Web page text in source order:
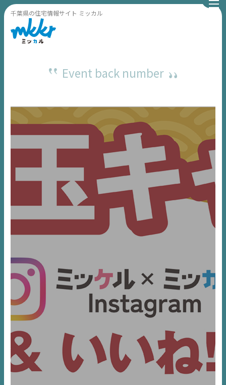
千葉県の住宅情報サイト ミッカル
Event back number